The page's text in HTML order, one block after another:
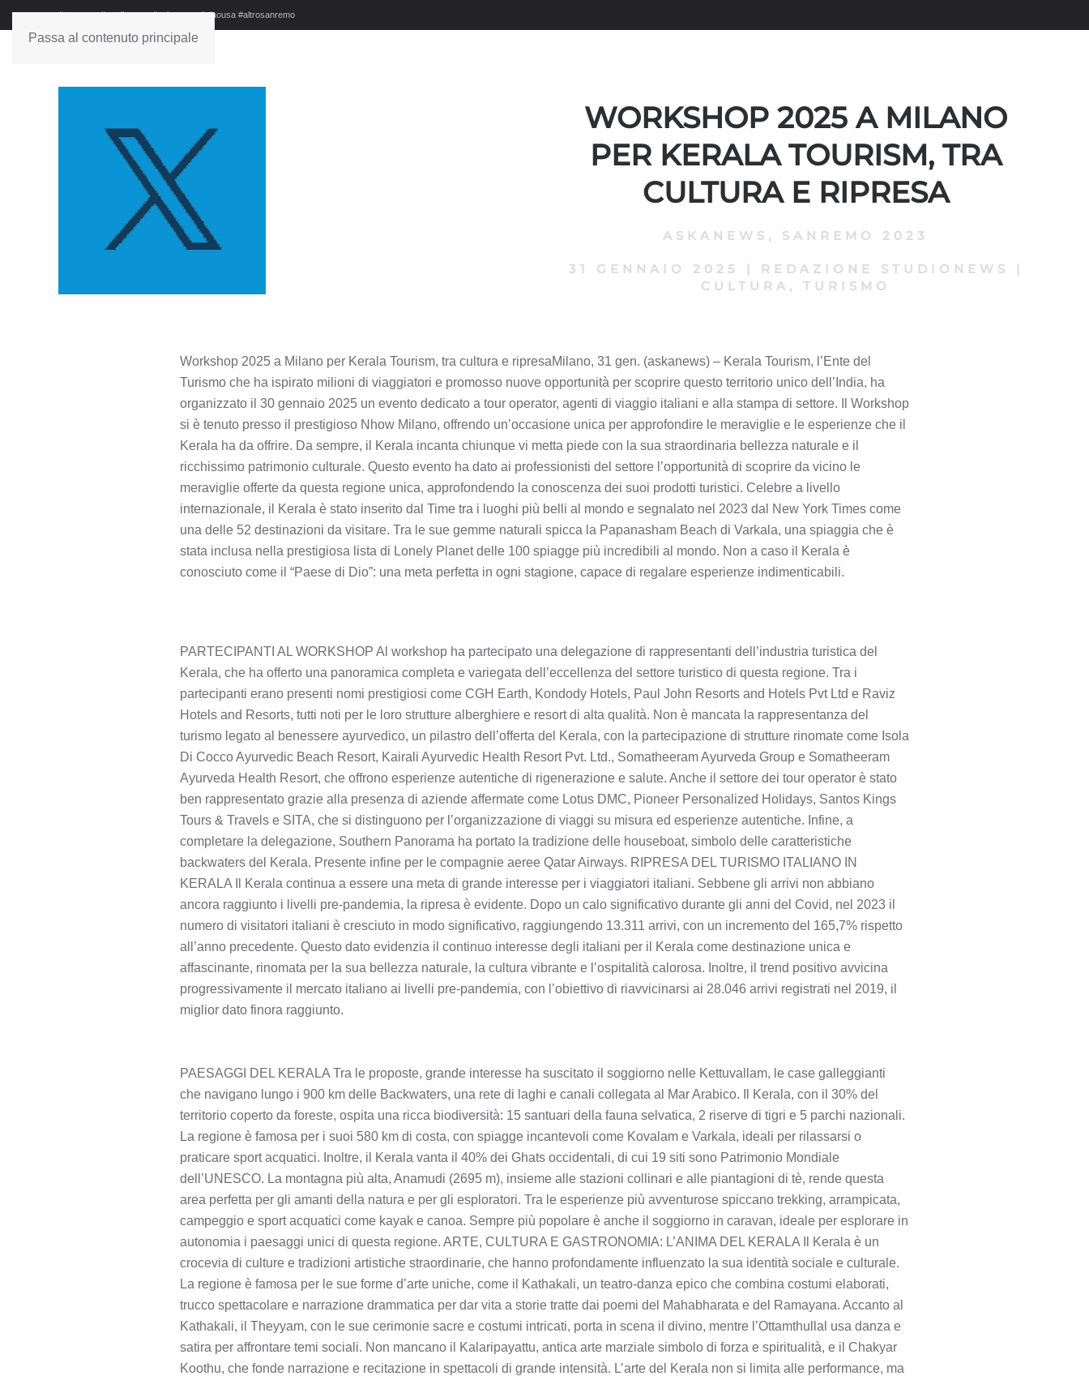
Passa al contenuto principale
#sanremo #studionews #askanews #ciaousa #altrosanremo
WORKSHOP 2025 A MILANO
PER KERALA TOURISM, TRA
CULTURA E RIPRESA
ASKANEWS , SANREMO 2023
31 GENNAIO 2025 | REDAZIONE STUDIONEWS
|
CULTURA, TURISMO
Workshop 2025 a Milano per Kerala Tourism, tra cultura e ripresaMilano, 31 gen. (askanews) – Kerala Tourism, l’Ente del
Turismo che ha ispirato milioni di viaggiatori e promosso nuove opportunità per scoprire questo territorio unico dell’India, ha
organizzato il 30 gennaio 2025 un evento dedicato a tour operator, agenti di viaggio italiani e alla stampa di settore. Il Workshop
si è tenuto presso il prestigioso Nhow Milano, offrendo un’occasione unica per approfondire le meraviglie e le esperienze che il
Kerala ha da offrire. Da sempre, il Kerala incanta chiunque vi metta piede con la sua straordinaria bellezza naturale e il
ricchissimo patrimonio culturale. Questo evento ha dato ai professionisti del settore l’opportunità di scoprire da vicino le
meraviglie offerte da questa regione unica, approfondendo la conoscenza dei suoi prodotti turistici. Celebre a livello
internazionale, il Kerala è stato inserito dal Time tra i luoghi più belli al mondo e segnalato nel 2023 dal New York Times come
una delle 52 destinazioni da visitare. Tra le sue gemme naturali spicca la Papanasham Beach di Varkala, una spiaggia che è
stata inclusa nella prestigiosa lista di Lonely Planet delle 100 spiagge più incredibili al mondo. Non a caso il Kerala è
conosciuto come il “Paese di Dio”: una meta perfetta in ogni stagione, capace di regalare esperienze indimenticabili.
PARTECIPANTI AL WORKSHOP Al workshop ha partecipato una delegazione di rappresentanti dell’industria turistica del
Kerala, che ha offerto una panoramica completa e variegata dell’eccellenza del settore turistico di questa regione. Tra i
partecipanti erano presenti nomi prestigiosi come CGH Earth, Kondody Hotels, Paul John Resorts and Hotels Pvt Ltd e Raviz
Hotels and Resorts, tutti noti per le loro strutture alberghiere e resort di alta qualità. Non è mancata la rappresentanza del
turismo legato al benessere ayurvedico, un pilastro dell’offerta del Kerala, con la partecipazione di strutture rinomate come Isola
Di Cocco Ayurvedic Beach Resort, Kairali Ayurvedic Health Resort Pvt. Ltd., Somatheeram Ayurveda Group e Somatheeram
Ayurveda Health Resort, che offrono esperienze autentiche di rigenerazione e salute. Anche il settore dei tour operator è stato
ben rappresentato grazie alla presenza di aziende affermate come Lotus DMC, Pioneer Personalized Holidays, Santos Kings
Tours & Travels e SITA, che si distinguono per l’organizzazione di viaggi su misura ed esperienze autentiche. Infine, a
completare la delegazione, Southern Panorama ha portato la tradizione delle houseboat, simbolo delle caratteristiche
backwaters del Kerala. Presente infine per le compagnie aeree Qatar Airways. RIPRESA DEL TURISMO ITALIANO IN
KERALA Il Kerala continua a essere una meta di grande interesse per i viaggiatori italiani. Sebbene gli arrivi non abbiano
ancora raggiunto i livelli pre-pandemia, la ripresa è evidente. Dopo un calo significativo durante gli anni del Covid, nel 2023 il
numero di visitatori italiani è cresciuto in modo significativo, raggiungendo 13.311 arrivi, con un incremento del 165,7% rispetto
all’anno precedente. Questo dato evidenzia il continuo interesse degli italiani per il Kerala come destinazione unica e
affascinante, rinomata per la sua bellezza naturale, la cultura vibrante e l’ospitalità calorosa. Inoltre, il trend positivo avvicina
progressivamente il mercato italiano ai livelli pre-pandemia, con l’obiettivo di riavvicinarsi ai 28.046 arrivi registrati nel 2019, il
miglior dato finora raggiunto.
PAESAGGI DEL KERALA Tra le proposte, grande interesse ha suscitato il soggiorno nelle Kettuvallam, le case galleggianti
che navigano lungo i 900 km delle Backwaters, una rete di laghi e canali collegata al Mar Arabico. Il Kerala, con il 30% del
territorio coperto da foreste, ospita una ricca biodiversità: 15 santuari della fauna selvatica, 2 riserve di tigri e 5 parchi nazionali.
La regione è famosa per i suoi 580 km di costa, con spiagge incantevoli come Kovalam e Varkala, ideali per rilassarsi o
praticare sport acquatici. Inoltre, il Kerala vanta il 40% dei Ghats occidentali, di cui 19 siti sono Patrimonio Mondiale
dell’UNESCO. La montagna più alta, Anamudi (2695 m), insieme alle stazioni collinari e alle piantagioni di tè, rende questa
area perfetta per gli amanti della natura e per gli esploratori. Tra le esperienze più avventurose spiccano trekking, arrampicata,
campeggio e sport acquatici come kayak e canoa. Sempre più popolare è anche il soggiorno in caravan, ideale per esplorare in
autonomia i paesaggi unici di questa regione. ARTE, CULTURA E GASTRONOMIA: L’ANIMA DEL KERALA Il Kerala è un
crocevia di culture e tradizioni artistiche straordinarie, che hanno profondamente influenzato la sua identità sociale e culturale.
La regione è famosa per le sue forme d’arte uniche, come il Kathakali, un teatro-danza epico che combina costumi elaborati,
trucco spettacolare e narrazione drammatica per dar vita a storie tratte dai poemi del Mahabharata e del Ramayana. Accanto al
Kathakali, il Theyyam, con le sue cerimonie sacre e costumi intricati, porta in scena il divino, mentre l’Ottamthullal usa danza e
satira per affrontare temi sociali. Non mancano il Kalaripayattu, antica arte marziale simbolo di forza e spiritualità, e il Chakyar
Koothu, che fonde narrazione e recitazione in spettacoli di grande intensità. L’arte del Kerala non si limita alle performance, ma